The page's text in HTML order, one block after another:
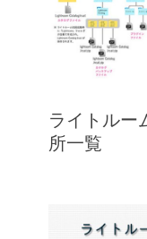
ライトルー
所一覧